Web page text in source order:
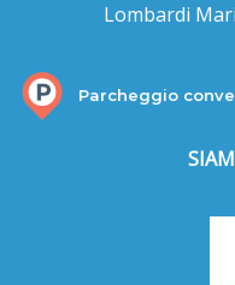
Lombardi
Parcheggio